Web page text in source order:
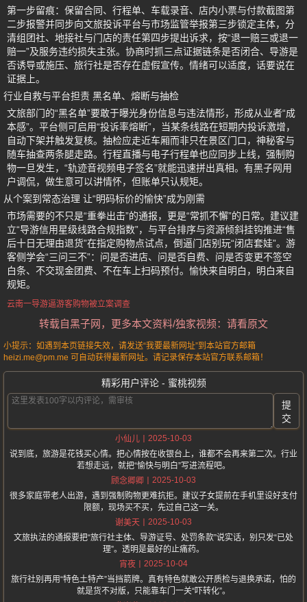
第一步留痕：保留合同、行程单、车载录音、店内小票与付款截图第
二步报警并同步向文旅投诉平台与市场监管举报第三步锁定主体，分
清组团社、地接社与门店的责任第四步提出诉求，按“退一赔三或退一
赔一”及服务违约损失主张。协商时抓三点证据链条是否闭合、导游是
否诱导或施压、旅行社是否存在虚假宣传。情绪可以适度，话要说在
证据上。
行业自救与平台担责 黑名单、熔断与抽检
文旅部门的“黑名单”要敢于曝光身份信息与违法情形，形成从业者“成
本感”。平台侧可启用“投诉率熔断”，当某条线路在短期内投诉激增，
自动下架并触发复核。抽检应走近车厢而非只在景区门口，神秘客与
随车抽查两条腿走路。行程直播与电子行程单也应同步上线，强制购
物一旦发生，“轨迹音视频电子签名”就能迅速拼出真相。有黑子网用
户调侃，做生意可以讲情怀，但账单只认规矩。
从个案到常态治理 让“明码标价的愉快”成为刚需
市场需要的不只是“重拳出击”的通报，更是“常抓不懈”的日常。建议建
立“导游信用星级线路合规指数”，与平台排序与资源倾斜挂钩推进“售
后十日无理由退货”在指定购物点试点，倒逼门店别玩“闭店套娃”。游
客侧学会“三问三不”：问是否进店、问是否自费、问是否变更不签空
白条、不交现金团费、不在车上扫码预付。愉快来自明白，明白来自
规矩。
云南一导游逼游客购物被立案调查
转载自黑子网，更多本文资料/独家视频：请看原文
小提示：如遇到本页链接失效，请发送“我要最新网址”到本站官方邮箱
heizi.me@pm.me 可自动获得最新网址。请记录保存本站官方联系邮箱！
精彩用户评论 - 蜜桃视频
提
交
小仙儿
2025-10-03
说到底，旅游是花钱买心情。把心情按在收银台上，谁都不会再来第二次。行业
若想走远，就把“愉快与明白”写进流程吧。
顾念卿卿
2025-10-03
很多家庭带老人出游，遇到强制购物更难抗拒。建议子女提前在手机里设好支付
限额，现场买不买，先过自己这一关。
谢美天
2025-10-03
文旅执法的通报要把“旅行社主体、导游证号、处罚条款”说实话，别只发“已处
理”。透明是最好的止痛药。
宵夜
2025-10-04
旅行社别再用“特色土特产”当挡箭牌。真有特色就敢公开质检与退换承诺，怕的
就是货不对版，只能靠车门一关“吓转化”。